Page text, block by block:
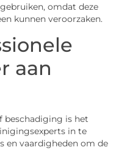
omdat deze
kunnen veroorzaken.
aan
beschadiging is het
in te
en vaardigheden om de